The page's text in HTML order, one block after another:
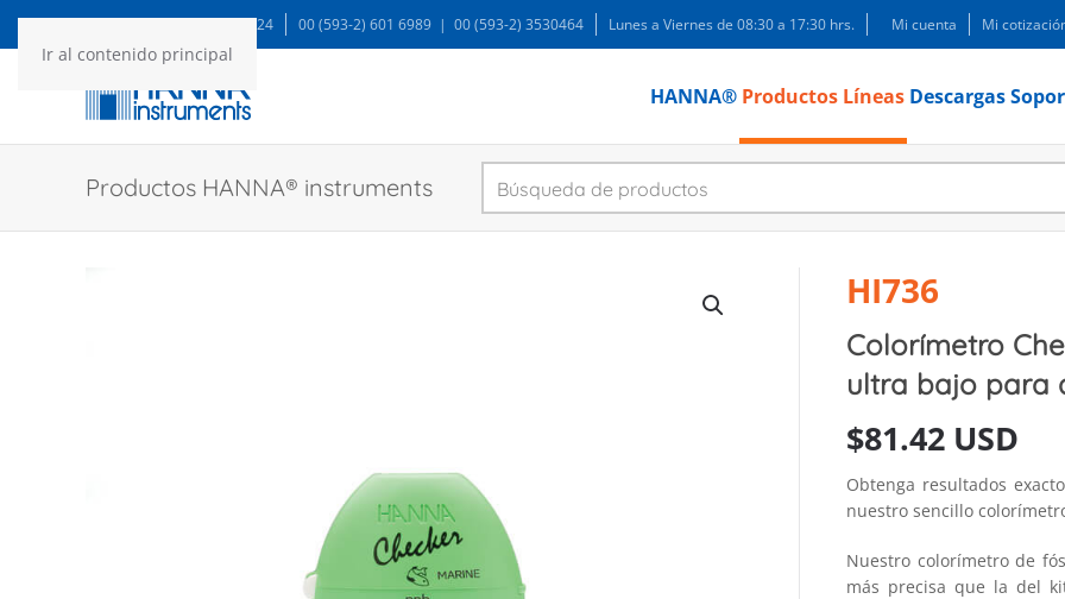
Ir al contenido principal
WA: 99935 1624 00 (593-2) 601 6989 | 00 (593-2) 3530464 Lunes a Viernes de 08:30 a 17:30 hrs. Mi cuenta Mi
HANNA® Productos Líneas Descargas
Productos HANNA® instruments
HI736
Colorímetro
ultra bajo para
$81.42 USD
Obtenga resultados
nuestro sencillo
Nuestro colorímetro de
más precisa que la del